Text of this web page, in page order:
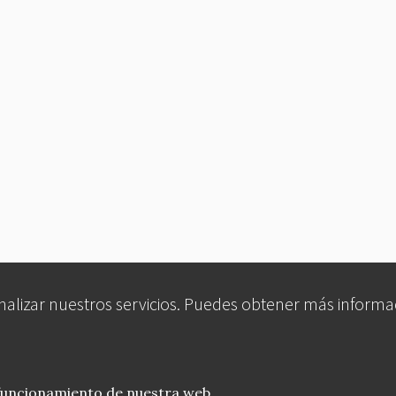
nuestros servicios. Puedes obtener más
de nuestra web